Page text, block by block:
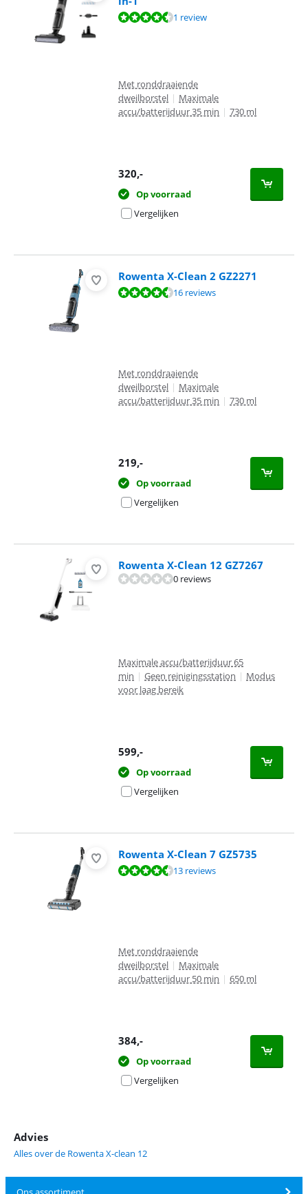
Beoordeling is 9,0 van de 10, gebaseerd op 1 review.
1 review
Met ronddraaiende
dweilborstel | Maximale
accu/batterijduur 35 min | 730 ml
320,-
Op voorraad
Vergelijken
Rowenta X-Clean 2 GZ2271
Beoordeling is 8,8 van de 10, gebaseerd op 16 reviews.
16 reviews
Met ronddraaiende
dweilborstel | Maximale
accu/batterijduur 35 min | 730 ml
219,-
Op voorraad
Vergelijken
Rowenta X-Clean 12 GZ7267
0 reviews
Maximale accu/batterijduur 65
min | Geen reinigingsstation | Modus
voor laag bereik
599,-
Op voorraad
Vergelijken
Rowenta X-Clean 7 GZ5735
Beoordeling is 8,5 van de 10, gebaseerd op 13 reviews.
13 reviews
Met ronddraaiende
dweilborstel | Maximale
accu/batterijduur 50 min | 650 ml
384,-
Op voorraad
Vergelijken
Advies
Alles over de Rowenta X-clean 12